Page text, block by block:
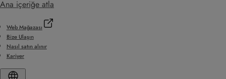
Ana içeriğe atla
Web Mağazası
Bize Ulaşın
Nasıl satın alınır
Kariyer